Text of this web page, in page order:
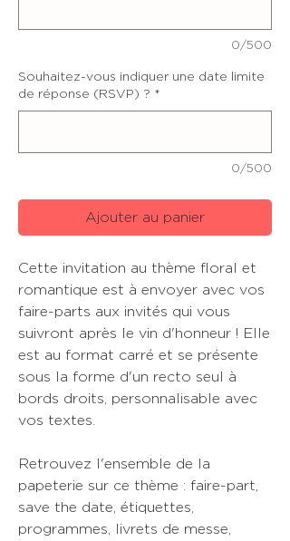
0/500
Souhaitez-vous indiquer une date limite
de réponse (RSVP) ? *
0/500
Ajouter au panier
Cette invitation au thème floral et
romantique est à envoyer avec vos
faire-parts aux invités qui vous
suivront après le vin d'honneur ! Elle
est au format carré et se présente
sous la forme d'un recto seul à
bords droits, personnalisable avec
vos textes.
Retrouvez l'ensemble de la
papeterie sur ce thème : faire-part,
save the date, étiquettes,
programmes, livrets de messe,